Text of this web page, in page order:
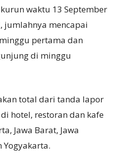
waktu 13 September
jumlahnya mencapai
pertama dan
di minggu
total dari tanda lapor
hotel, restoran dan kafe
Jawa Barat, Jawa
Yogyakarta.